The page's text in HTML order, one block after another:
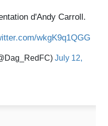
d'Andy Carroll.
wkgK9q1QGG
July 12,